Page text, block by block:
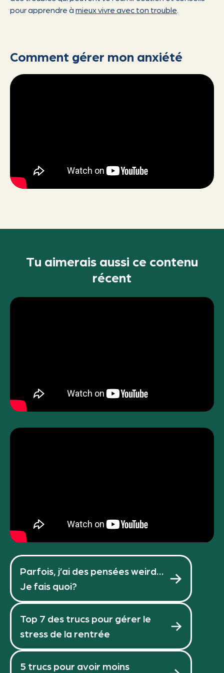
pour apprendre à mieux vivre avec ton trouble
Comment gérer mon anxiété
Tu aimerais aussi ce contenu
récent
Parfois, j’ai des pensées weird…
Je fais quoi?
Top 7 des trucs pour gérer le
stress de la rentrée
5 trucs pour avoir moins